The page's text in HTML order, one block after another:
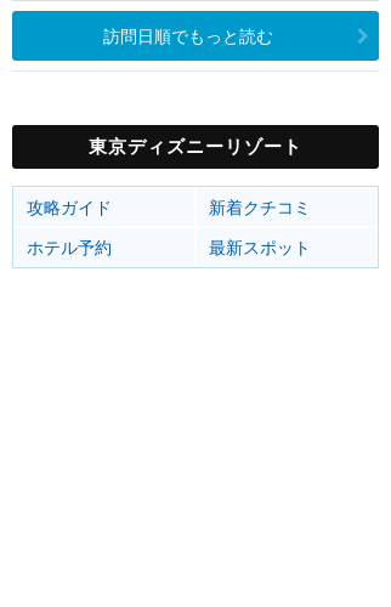
訪問日順でもっと読む
東京ディズニーリゾート
攻略ガイド
新着クチコミ
ホテル予約
最新スポット